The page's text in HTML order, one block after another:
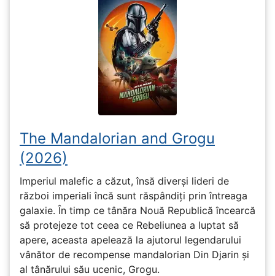
The Mandalorian and Grogu
(2026)
Imperiul malefic a căzut, însă diverși lideri de
război imperiali încă sunt răspândiți prin întreaga
galaxie. În timp ce tânăra Nouă Republică încearcă
să protejeze tot ceea ce Rebeliunea a luptat să
apere, aceasta apelează la ajutorul legendarului
vânător de recompense mandalorian Din Djarin și
al tânărului său ucenic, Grogu.